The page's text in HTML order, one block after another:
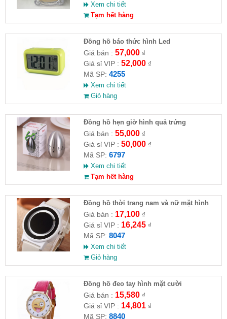
Xem chi tiết
Tạm hết hàng
Đồng hồ báo thức hình Led
Giá bán : 57,000₫
Giá sỉ VIP : 52,000₫
Mã SP: 4255
Xem chi tiết
Giỏ hàng
Đồng hồ hẹn giờ hình quả trứng
Giá bán : 55,000₫
Giá sỉ VIP : 50,000₫
Mã SP: 6797
Xem chi tiết
Tạm hết hàng
Đồng hồ thời trang nam và nữ mặt hình
tròn phong cách hàn
Giá bán : 17,100₫
Giá sỉ VIP : 16,245₫
Mã SP: 8047
Xem chi tiết
Giỏ hàng
Đồng hồ đeo tay hình mặt cười
Giá bán : 15,580₫
Giá sỉ VIP : 14,801₫
Mã SP: 8840